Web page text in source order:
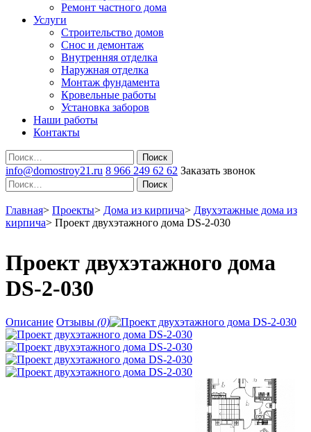
Ремонт частного дома
Услуги
Строительство домов
Снос и демонтаж
Внутренняя отделка
Наружная отделка
Монтаж фундамента
Кровельные работы
Установка заборов
Наши работы
Контакты
Поиск
info@domostroy21.ru 8 966 249 62 62 Заказать звонок
Поиск
Главная> Проекты> Дома из кирпича> Двухэтажные дома из
кирпича> Проект двухэтажного дома DS-2-030
Проект двухэтажного дома
DS-2-030
Описание Отзывы (0)